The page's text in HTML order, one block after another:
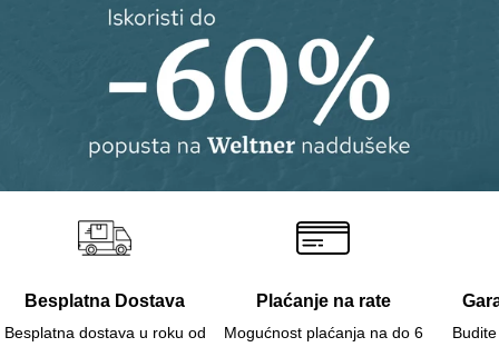
Besplatna Dostava
Besplatna dostava u roku od
Plaćanje na rate
Mogućnost plaćanja na do 6